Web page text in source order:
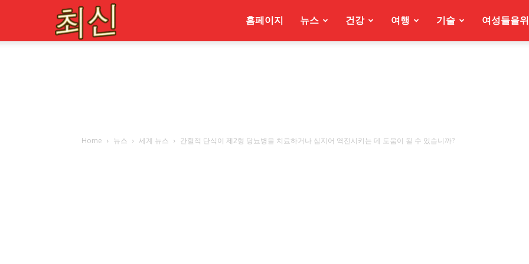
홈페이지 뉴스 건강 여행 기술 여성들을
Home 뉴스 세계 뉴스 간헐적 단식이 제2형 당뇨병을 치료하거나 심지어 역전시키는 데 도움이 될 수 있습니까?